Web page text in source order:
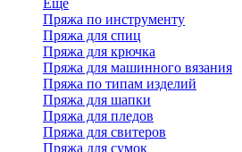
Еще
Пряжа по инструменту
Пряжа для спиц
Пряжа для крючка
Пряжа для машинного вязания
Пряжа по типам изделий
Пряжа для шапки
Пряжа для пледов
Пряжа для свитеров
Пряжа для сумок